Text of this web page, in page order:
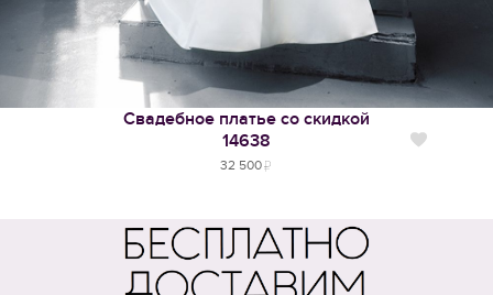
Свадебное платье со скидкой
14638
32 500